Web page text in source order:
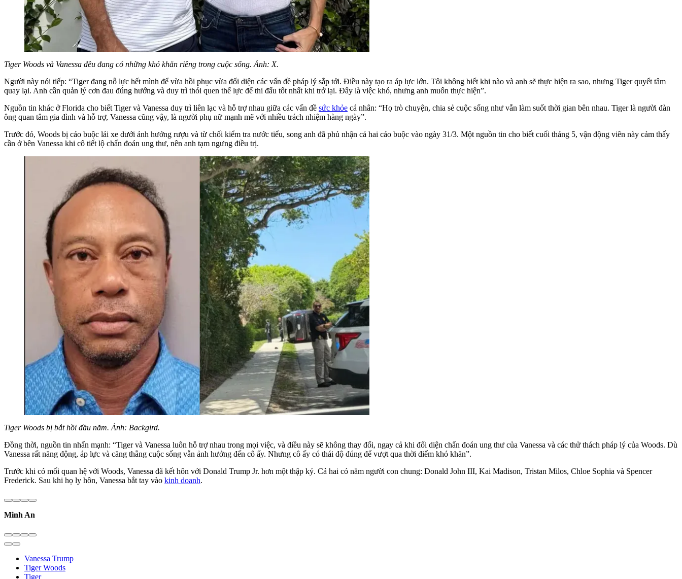
Tiger Woods và Vanessa đều đang có những khó khăn riêng trong cuộc sống. Ảnh: X.
Người này nói tiếp: “Tiger đang nỗ lực hết mình để vừa hồi phục vừa đối diện các vấn đề pháp lý sắp tới. Điều này tạo ra áp lực lớn. Tôi không biết khi nào và anh sẽ thực hiện ra sao, nhưng Tiger quyết tâm
quay lại. Anh cần quản lý cơn đau đúng hướng và duy trì thói quen thể lực để thi đấu tốt nhất khi trở lại. Đây là việc khó, nhưng anh muốn thực hiện”.
Nguồn tin khác ở Florida cho biết Tiger và Vanessa duy trì liên lạc và hỗ trợ nhau giữa các vấn đề sức khỏe cá nhân: “Họ trò chuyện, chia sẻ cuộc sống như vẫn làm suốt thời gian bên nhau. Tiger là người đàn
ông quan tâm gia đình và hỗ trợ, Vanessa cũng vậy, là người phụ nữ mạnh mẽ với nhiều trách nhiệm hàng ngày”.
Trước đó, Woods bị cáo buộc lái xe dưới ảnh hưởng rượu và từ chối kiểm tra nước tiểu, song anh đã phủ nhận cả hai cáo buộc vào ngày 31/3. Một nguồn tin cho biết cuối tháng 5, vận động viên này cảm thấy
cần ở bên Vanessa khi cô tiết lộ chẩn đoán ung thư, nên anh tạm ngưng điều trị.
Tiger Woods bị bắt hồi đầu năm. Ảnh: Backgird.
Đồng thời, nguồn tin nhấn mạnh: “Tiger và Vanessa luôn hỗ trợ nhau trong mọi việc, và điều này sẽ không thay đổi, ngay cả khi đối diện chẩn đoán ung thư của Vanessa và các thử thách pháp lý của Woods. Dù
Vanessa rất năng động, áp lực và căng thẳng cuộc sống vẫn ảnh hưởng đến cô ấy. Nhưng cô ấy có thái độ đúng để vượt qua thời điểm khó khăn”.
Trước khi có mối quan hệ với Woods, Vanessa đã kết hôn với Donald Trump Jr. hơn một thập kỷ. Cả hai có năm người con chung: Donald John III, Kai Madison, Tristan Milos, Chloe Sophia và Spencer
Frederick. Sau khi họ ly hôn, Vanessa bắt tay vào kinh doanh.
Minh An
Vanessa Trump
Tiger Woods
Tiger